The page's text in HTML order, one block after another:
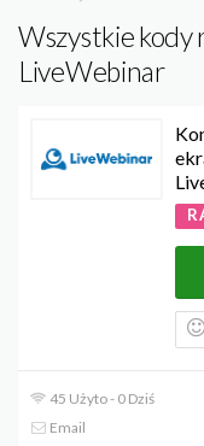
Wszystkie kody
LiveWebinar
45 Użyto - 0 Dziś
Email